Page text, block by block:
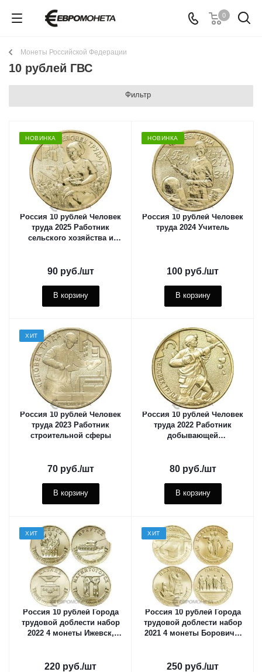
0
Монеты Российской Федерации
10 рублей ГВС
Фильтр
НОВИНКА
Россия 10 рублей Человек
труда 2025 Работник
сельского хозяйства и
90руб./шт
В корзину
НОВИНКА
Россия 10 рублей Человек
труда 2024 Учитель
100 руб./шт
В корзину
ХИТ
Россия 10 рублей Человек
труда 2023 Работник
строительной сферы
70руб./шт
В корзину
Россия 10 рублей Человек
труда 2022 Работник
добывающей
80руб./шт
В корзину
ХИТ
Россия 10 рублей Города
трудовой доблести набор
2022 4 монеты Ижевск,
220 руб./шт
ХИТ
Россия 10 рублей Города
трудовой доблести набор
2021 4 монеты Боровичи,
250 руб./шт